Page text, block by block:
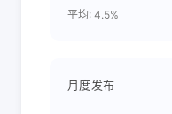
平均: 4.5%
月度发布